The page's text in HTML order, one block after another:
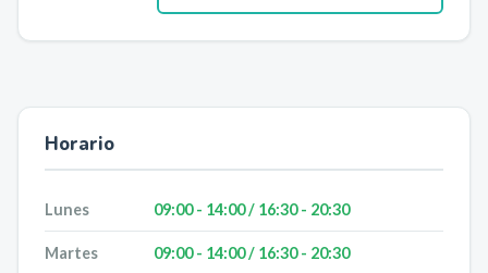
Horario
Lunes 09:00 - 14:00 / 16:30 - 20:30
Martes 09:00 - 14:00 / 16:30 - 20:30